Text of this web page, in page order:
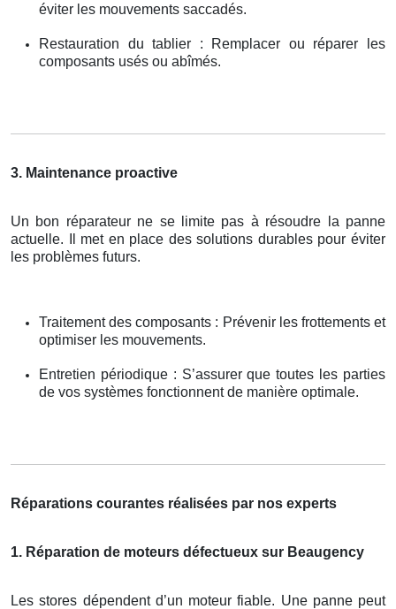
éviter les mouvements saccadés.
Restauration du tablier : Remplacer ou réparer les
composants usés ou abîmés.
3. Maintenance proactive
Un bon réparateur ne se limite pas à résoudre la panne
actuelle. Il met en place des solutions durables pour éviter
les problèmes futurs.
Traitement des composants : Prévenir les frottements et
optimiser les mouvements.
Entretien périodique : S’assurer que toutes les parties
de vos systèmes fonctionnent de manière optimale.
Réparations courantes réalisées par nos experts
1. Réparation de moteurs défectueux sur Beaugency
Les stores dépendent d’un moteur fiable. Une panne peut